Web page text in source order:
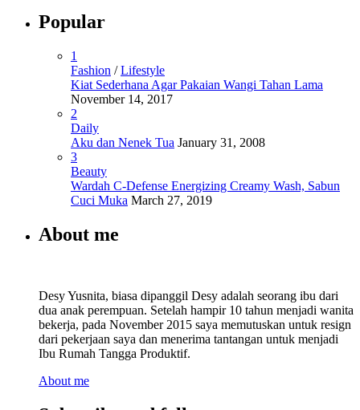
Popular
1
Fashion /Lifestyle
Kiat Sederhana Agar Pakaian Wangi Tahan Lama
November 14, 2017
2
Daily
Aku dan Nenek Tua January 31, 2008
3
Beauty
Wardah C-Defense Energizing Creamy Wash, Sabun
Cuci Muka March 27, 2019
About me
Desy Yusnita, biasa dipanggil Desy adalah seorang ibu dari
dua anak perempuan. Setelah hampir 10 tahun menjadi wanita
bekerja, pada November 2015 saya memutuskan untuk resign
dari pekerjaan saya dan menerima tantangan untuk menjadi
Ibu Rumah Tangga Produktif.
About me